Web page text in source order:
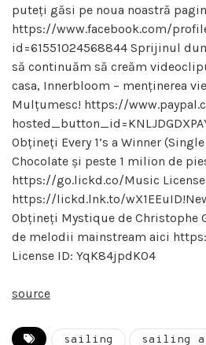
puteți găsi pe noua noastră
https://www.facebook.com/
id=61551024568844 Sprijinul
să continuăm să creăm
casa, Innerbloom – menținerea
Mulțumesc! https://
Obțineți Every 1’s a Winner
Chocolate și peste 1 milion de
https://go.lickd.co/Music License
https://lickd.lnk.to/
Obțineți Mystique de Christophe
de melodii mainstream aici
License ID: YqK84jpdK04
source
sailing sailing